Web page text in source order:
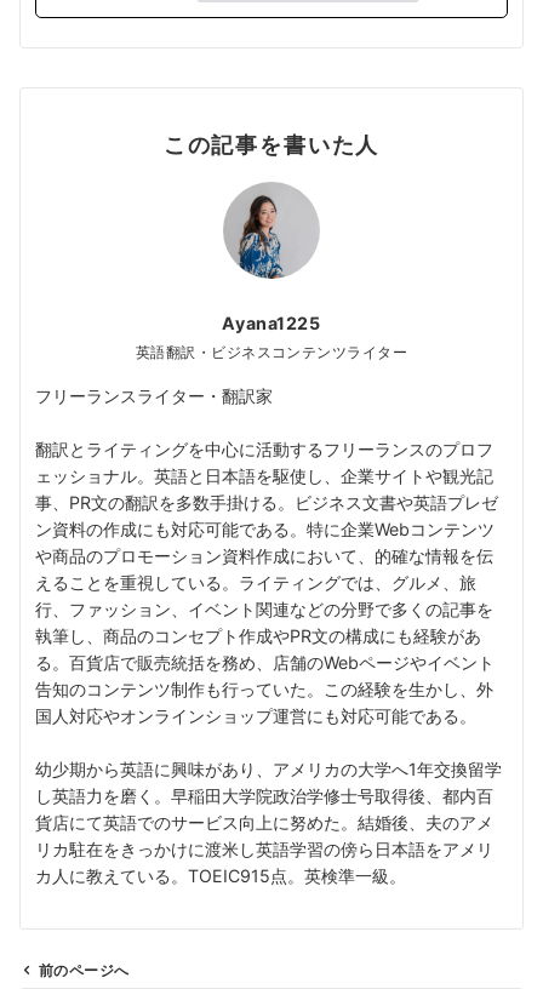
この記事を書いた人
Ayana1225
英語翻訳・ビジネスコンテンツライター
フリーランスライター・翻訳家
翻訳とライティングを中心に活動するフリーランスのプロフ
ェッショナル。英語と日本語を駆使し、企業サイトや観光記
事、PR文の翻訳を多数手掛ける。ビジネス文書や英語プレゼ
ン資料の作成にも対応可能である。特に企業Webコンテンツ
や商品のプロモーション資料作成において、的確な情報を伝
えることを重視している。ライティングでは、グルメ、旅
行、ファッション、イベント関連などの分野で多くの記事を
執筆し、商品のコンセプト作成やPR文の構成にも経験があ
る。百貨店で販売統括を務め、店舗のWebページやイベント
告知のコンテンツ制作も行っていた。この経験を生かし、外
国人対応やオンラインショップ運営にも対応可能である。
幼少期から英語に興味があり、アメリカの大学へ1年交換留学
し英語力を磨く。早稲田大学院政治学修士号取得後、都内百
貨店にて英語でのサービス向上に努めた。結婚後、夫のアメ
リカ駐在をきっかけに渡米し英語学習の傍ら日本語をアメリ
カ人に教えている。TOEIC915点。英検準一級。
前のページへ